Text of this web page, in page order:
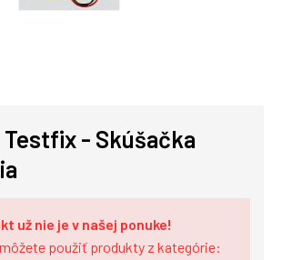
Testfix - Skúšačka
už nie je v našej ponuke!
použiť produkty z kategórie: